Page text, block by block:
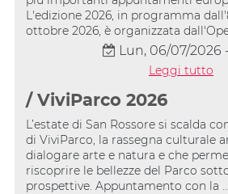
L'edizione 2026, in programma
ottobre 2026, è organizzata
Lun, 06/07/2026 -
Leggi tutto
/ ViviParco 2026
L’estate di San Rossore si scalda
di ViviParco, la rassegna culturale
dialogare arte e natura e che
riscoprire le bellezze del Parco
prospettive. Appuntamento con la …